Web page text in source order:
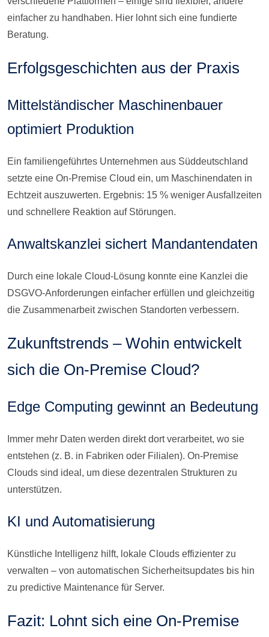
einfacher zu handhaben. Hier lohnt sich eine fundierte
Beratung.
Erfolgsgeschichten aus der Praxis
Mittelständischer Maschinenbauer
optimiert Produktion
Ein familiengeführtes Unternehmen aus Süddeutschland
setzte eine On-Premise Cloud ein, um Maschinendaten in
Echtzeit auszuwerten. Ergebnis: 15 % weniger Ausfallzeiten
und schnellere Reaktion auf Störungen.
Anwaltskanzlei sichert Mandantendaten
Durch eine lokale Cloud-Lösung konnte eine Kanzlei die
DSGVO-Anforderungen einfacher erfüllen und gleichzeitig
die Zusammenarbeit zwischen Standorten verbessern.
Zukunftstrends – Wohin entwickelt
sich die On-Premise Cloud?
Edge Computing gewinnt an Bedeutung
Immer mehr Daten werden direkt dort verarbeitet, wo sie
entstehen (z. B. in Fabriken oder Filialen). On-Premise
Clouds sind ideal, um diese dezentralen Strukturen zu
unterstützen.
KI und Automatisierung
Künstliche Intelligenz hilft, lokale Clouds effizienter zu
verwalten – von automatischen Sicherheitsupdates bis hin
zu predictive Maintenance für Server.
Fazit: Lohnt sich eine On-Premise